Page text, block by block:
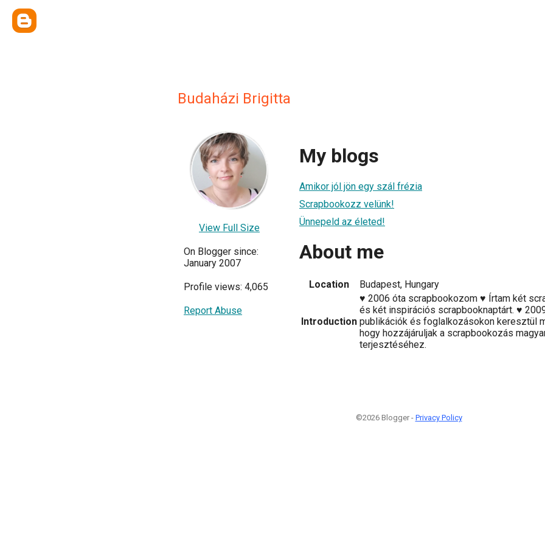
Budaházi Brigitta
View Full Size
On Blogger since:
January 2007
Profile views: 4,065
Report Abuse
My blogs
Amikor jól jön egy szál frézia
Scrapbookozz velünk!
Ünnepeld az életed!
About me
Location Budapest, Hungary
Introduction
♥ 2006 óta scrapbookozom ♥ Írtam két
és két inspirációs scrapbooknaptárt. ♥
publikációk és foglalkozásokon keresztül
hogy hozzájáruljak a scrapbookozás
terjesztéséhez.
©2026 Blogger - Privacy Policy